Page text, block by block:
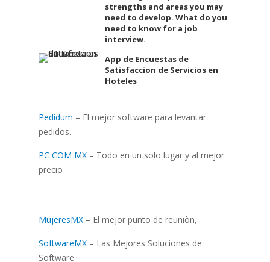
strengths and areas you may
need to develop. What do you
need to know for a job
interview.
App de Encuestas de
Satisfaccion de Servicios en
Hoteles
Pedidum – El mejor software para levantar
pedidos.
PC COM MX – Todo en un solo lugar y al mejor
precio
MujeresMX – El mejor punto de reuniòn,
SoftwareMX – Las Mejores Soluciones de
Software.